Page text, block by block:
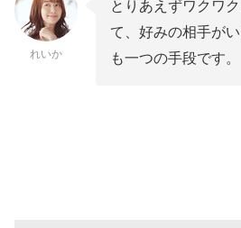
セックスした私の体験談
セフレをサクッと募集する
が入れ食い状態！
れいか
とりあえずワクワ
て、好みの相手が
も一つの手段です。